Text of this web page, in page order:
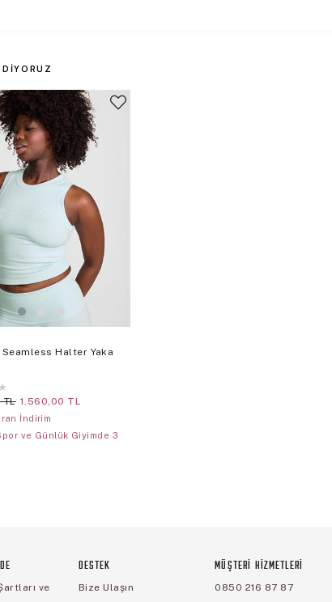
Seamless Halter Yaka
TL 1.560,00 TL
İndirim
ve Günlük Giyimde 3
ve
DESTEK
Bize Ulaşın
MÜŞTERİ HİZMETLERİ
0850 216 87 87